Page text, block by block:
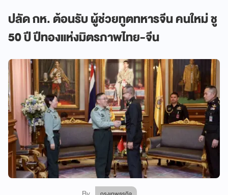
ปลัด กห. ต้อนรับ ผู้ช่วยทูตทหารจีน คนใหม่ ชู
50 ปี ปีทองแห่งมิตรภาพไทย-จีน